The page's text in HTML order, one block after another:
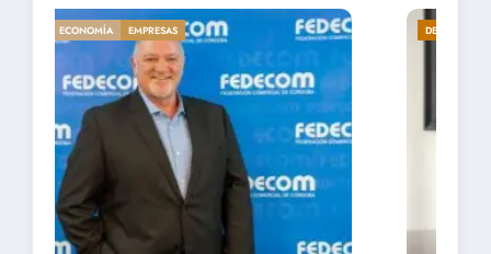
DESTACADA ECONOMÍA EMPRESAS